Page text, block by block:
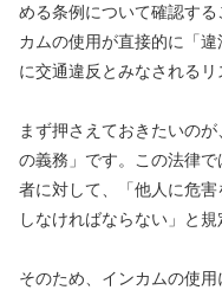
める条例について確認す
カムの使用が直接的に「
に交通違反とみなされるリ
まず押さえておきたいの
の義務」です。この法律
者に対して、「他人に危
しなければならない」と規
そのため、インカムの使